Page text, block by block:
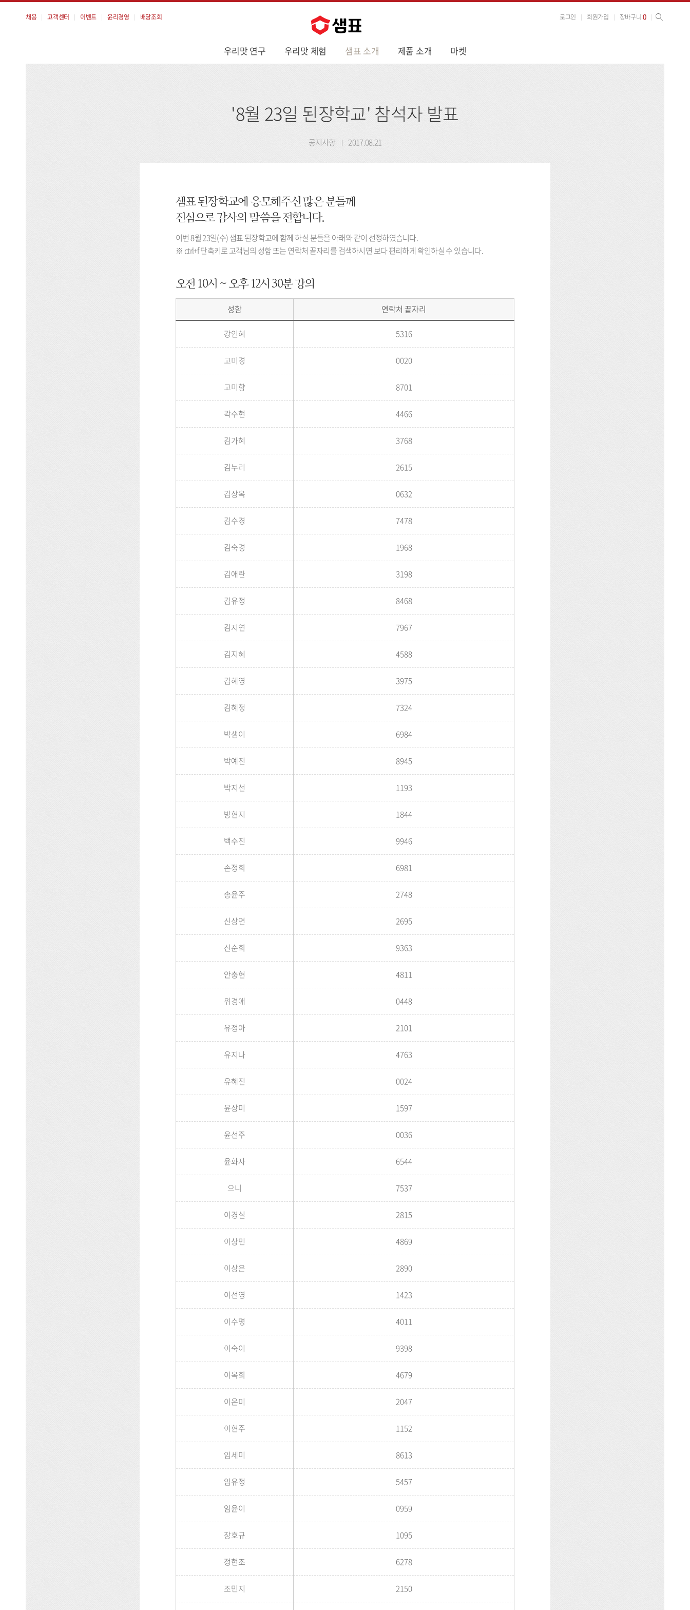
뉴
우리맛 연구 우리맛 체험 샘표 소개 제품 소개 마켓
채용 고객센터 이벤트 윤리경영 배당조회 로그인 회원가입 장바구니0 사이트 검색
'8월 23일 된장학교' 참석자 발표
공지사항 2017.08.21
샘표 된장학교에 응모해주신 많은 분들께
진심으로 감사의 말씀을 전합니다.
이번 8월 23일(수) 샘표 된장학교에 함께 하실 분들을 아래와 같이 선정하였습니다.
※ ctrl+f 단축키로 고객님의 성함 또는 연락처 끝자리를 검색하시면 보다 편리하게 확인하실 수 있습니다.
오전 10시 ~ 오후 12시 30분 강의
학
발
성함 연락처 끝자리
강인혜 5316
고미경 0020
고미향 8701
곽수현 4466
김가혜 3768
김누리 2615
김상옥 0632
김수경 7478
김숙경 1968
김애란 3198
김유정 8468
김지연 7967
김지혜 4588
김혜영 3975
김혜정 7324
박샘이 6984
박예진 8945
박지선 1193
방현지 1844
백수진 9946
손정희 6981
송윤주 2748
신상연 2695
신순희 9363
안충현 4811
위경애 0448
유정아 2101
유지나 4763
유혜진 0024
윤상미 1597
윤선주 0036
윤화자 6544
으니 7537
이경실 2815
이상민 4869
이상은 2890
이선영 1423
이수명 4011
이숙이 9398
이옥희 4679
이은미 2047
이현주 1152
임세미 8613
임유정 5457
임윤이 0959
장호규 1095
정현조 6278
조민지 2150